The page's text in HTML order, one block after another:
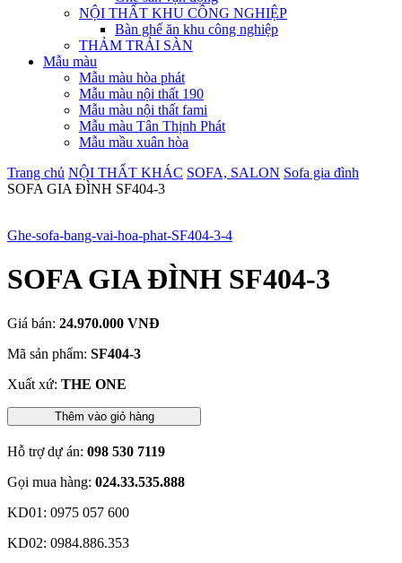
NỘI THẤT KHU CÔNG NGHIỆP
Bàn ghế ăn khu công nghiệp
THẢM TRẢI SÀN
Mẫu màu
Mẫu màu hòa phát
Mẫu màu nội thất 190
Mẫu màu nội thất fami
Mẫu màu Tân Thịnh Phát
Mẫu mầu xuân hòa
Trang chủ NỘI THẤT KHÁC SOFA, SALON Sofa gia đình
SOFA GIA ĐÌNH SF404-3
Ghe-sofa-bang-vai-hoa-phat-SF404-3-4
SOFA GIA ĐÌNH SF404-3
Giá bán: 24.970.000 VNĐ
Mã sản phẩm: SF404-3
Xuất xứ: THE ONE
Thêm vào giỏ hàng
Hỗ trợ dự án: 098 530 7119
Gọi mua hàng: 024.33.535.888
KD01: 0975 057 600
KD02: 0984.886.353